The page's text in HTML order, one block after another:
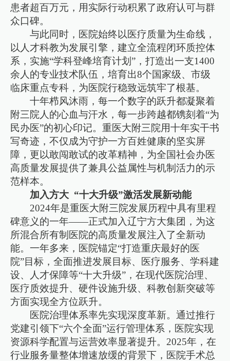
患者超百万元，用实际行动积累了政府认可与群
众口碑。
与此同时，医院始终以医疗质量为生命线，
以人才科教为发展引擎，建立全流程闭环质控体
系，实施“学科登峰培育计划”，打造出一支1400
余人的专业技术队伍，培育出8个国家级、市级
临床重点专科，为医院行稳致远筑牢了根基。
十年栉风沐雨，每一个数字的跃升都凝聚着
附三院人的心血与汗水，每一步跨越都镌刻着“为
民办医”的初心印记。重医大附三院用十年实干书
写奇迹，不仅成为守护一方百姓健康的坚实屏
障，更以敢闯敢试的改革精神，为全国社会办医
高质量发展提供了兼具公益属性与机制活力的示
范样本。
加入方大 “十大升级”激活发展新动能
2024年是重医大附三院发展历程中具有里程
碑意义的一年——正式加入辽宁方大集团，为这
所混合所有制医院的高质量发展注入了全新动
能。一年多来，医院锚定“打造重庆最好的医
院”目标，全面推进发展目标、医疗服务、学科建
设、人才保障等“十大升级”，在现代医院治理、
医疗质效提升、硬件设施升级、科教创新突破等
方面实现全方位跃升。
医院治理体系率先实现深度革新。通过推行
党建引领下“六个全面”运行管理体系，医院实现
资源科学配置与运营效率显著提升。2025年，在
行业服务量整体增速放缓的背景下，医院手术总